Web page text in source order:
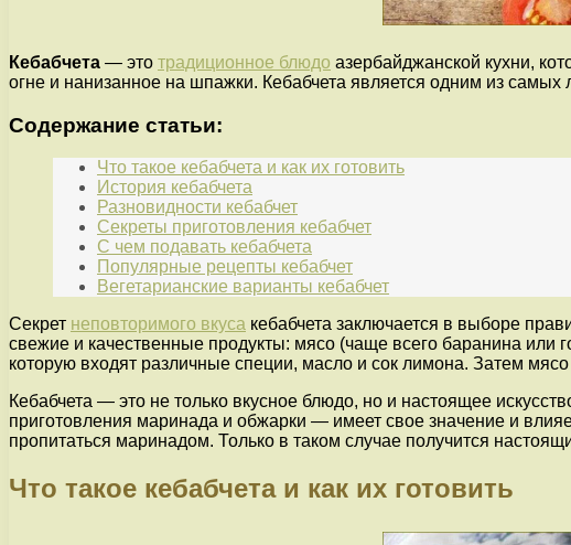
Кебабчета — это традиционное блюдо азербайджанской кухни,
огне и нанизанное на шпажки. Кебабчета является одним из
Содержание статьи:
Что такое кебабчета и как их готовить
История кебабчета
Разновидности кебабчет
Секреты приготовления кебабчет
С чем подавать кебабчета
Популярные рецепты кебабчет
Вегетарианские варианты кебабчет
Секрет неповторимого вкуса кебабчета заключается в выборе
свежие и качественные продукты: мясо (чаще всего баранина или
которую входят различные специи, масло и сок лимона. Затем
Кебабчета — это не только вкусное блюдо, но и настоящее
приготовления маринада и обжарки — имеет свое значение и
пропитаться маринадом. Только в таком случае получится
Что такое кебабчета и как их готовить